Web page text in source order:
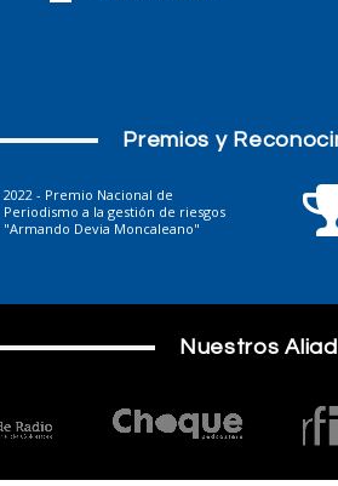
Premios y
2022 - Premio Nacional de
Periodismo a la gestión de riesgos
"Armando Devia Moncaleano"
Nuestros